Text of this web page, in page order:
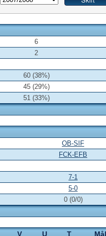
6
2
60 (38%)
45 (29%)
51 (33%)
OB-SIF
FCK-EFB
7-1
5-0
0 (0/0)
V U T Mål